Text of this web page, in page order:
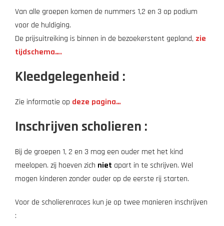
Van alle groepen komen de nummers 1,2 en 3 op podium
voor de huldiging.
De prijsuitreiking is binnen in de bezoekerstent gepland, zie
tijdschema….
Kleedgelegenheid :
Zie informatie op deze pagina…
Inschrijven scholieren :
Bij de groepen 1, 2 en 3 mag een ouder met het kind
meelopen. zij hoeven zich niet apart in te schrijven. Wel
mogen kinderen zonder ouder op de eerste rij starten.
Voor de scholierenraces kun je op twee manieren inschrijven
: